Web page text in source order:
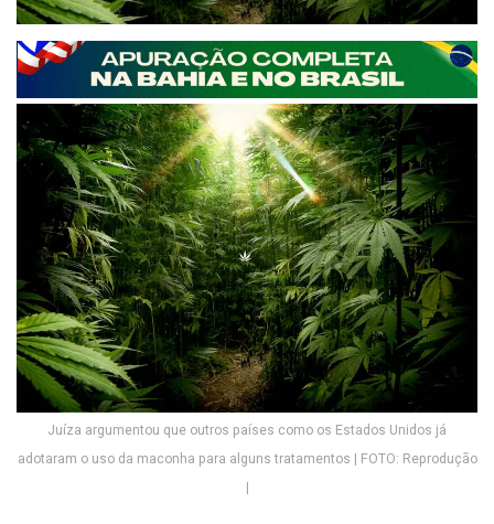
Juíza argumentou que outros países como os Estados Unidos já
adotaram o uso da maconha para alguns tratamentos | FOTO: Reprodução
|